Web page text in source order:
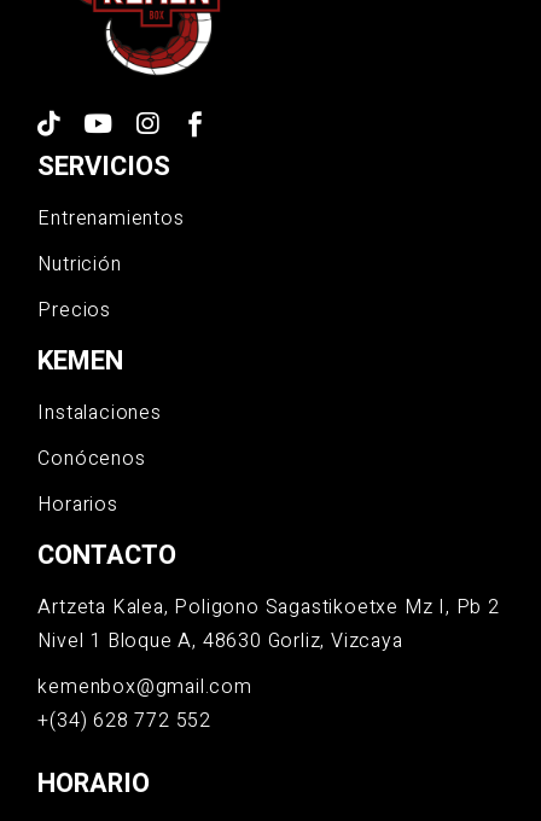
SERVICIOS
Entrenamientos
Nutrición
Precios
KEMEN
Instalaciones
Conócenos
Horarios
CONTACTO
Artzeta Kalea, Poligono Sagastikoetxe Mz I, Pb 2
Nivel 1 Bloque A, 48630 Gorliz, Vizcaya
kemenbox@gmail.com
+(34) 628 772 552
HORARIO